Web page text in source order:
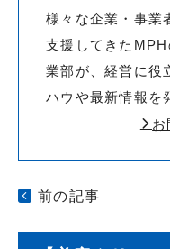
様々な企業・事業
支援してきた
業部が、経営に役
ハウや最新情報を
お
前の記事